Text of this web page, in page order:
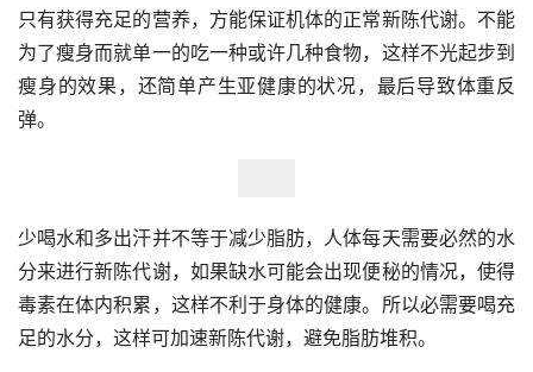
只有获得充足的营养，方能保证机体的正常新陈代谢。不能
为了瘦身而就单一的吃一种或许几种食物，这样不光起步到
瘦身的效果，还简单产生亚健康的状况，最后导致体重反
弹。
少喝水和多出汗并不等于减少脂肪，人体每天需要必然的水
分来进行新陈代谢，如果缺水可能会出现便秘的情况，使得
毒素在体内积累，这样不利于身体的健康。所以必需要喝充
足的水分，这样可加速新陈代谢，避免脂肪堆积。